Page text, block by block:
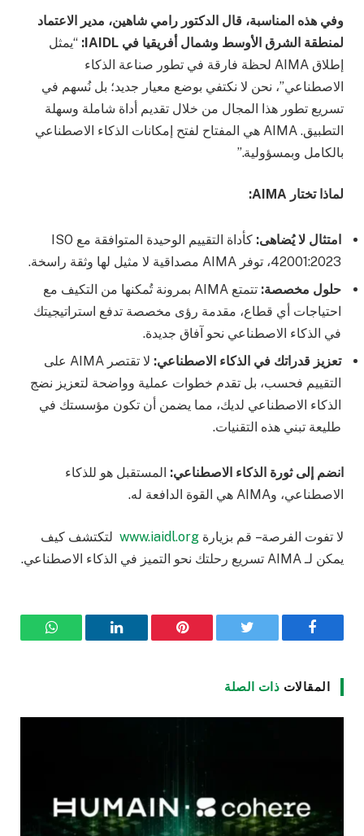
وفي هذه المناسبة، قال الدكتور رامي شاهين، مدير الاعتماد
لمنطقة الشرق الأوسط وشمال أفريقيا في IAIDL
: “يمثل
إطلاق AIMA لحظة فارقة في تطور صناعة الذكاء
الاصطناعي”، نحن لا نكتفي بوضع معيار جديد؛ بل نُسهم في
تسريع تطور هذا المجال من خلال تقديم أداة شاملة وسهلة
التطبيق. AIMA هي المفتاح لفتح إمكانات الذكاء الاصطناعي
بالكامل وبمسؤولية.”
لماذا تختار AIMA
:
امتثال لا يُضاهى:
كأداة التقييم الوحيدة المتوافقة مع ISO
42001:2023، توفر AIMA مصداقية لا مثيل لها وثقة راسخة.
حلول مخصصة:
تتمتع AIMA بمرونة تُمكنها من التكيف مع
احتياجات أي قطاع، مقدمة رؤى مخصصة تدفع استراتيجيتك
في الذكاء الاصطناعي نحو آفاق جديدة.
تعزيز قدراتك في الذكاء الاصطناعي:
لا تقتصر AIMA على
التقييم فحسب، بل تقدم خطوات عملية وواضحة لتعزيز نضج
الذكاء الاصطناعي لديك، مما يضمن أن تكون مؤسستك في
طليعة تبني هذه التقنيات.
انضم إلى ثورة الذكاء الاصطناعي: المستقبل هو للذكاء
الاصطناعي، وAIMA هي القوة الدافعة له.
لا تفوت الفرصة – قم بزيارة www.iaidl.org لتكتشف كيف
يمكن لـ AIMA تسريع رحلتك نحو التميز في الذكاء الاصطناعي.
فيسبوك تويتر بينتيريست لينكدإن واتساب
المقالات ذات الصلة